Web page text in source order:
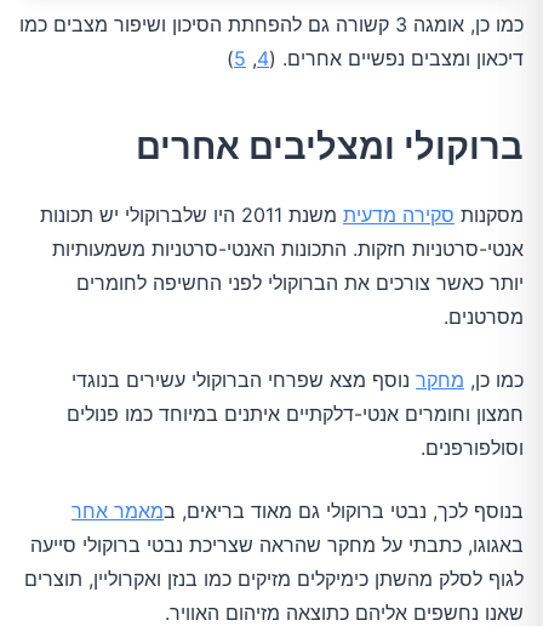
כמו כן, אומגה 3 קשורה גם להפחתת הסיכון ושיפור מצבים כמו
דיכאון ומצבים נפשיים אחרים. (4
,
5
)
ברוקולי ומצליבים אחרים
מסקנות סקירה מדעית
משנת 2011 היו שלברוקולי יש תכונות
אנטי-סרטניות חזקות. התכונות האנטי-סרטניות משמעותיות
יותר כאשר צורכים את הברוקולי לפני החשיפה לחומרים
מסרטנים.
כמו כן, מחקר נוסף מצא שפרחי הברוקולי עשירים בנוגדי
חמצון וחומרים אנטי-דלקתיים איתנים במיוחד כמו פנולים
וסולפורפנים.
בנוסף לכך, נבטי ברוקולי גם מאוד בריאים, במאמר אחר
באגוגו, כתבתי על מחקר שהראה שצריכת נבטי ברוקולי סייעה
לגוף לסלק מהשתן כימיקלים מזיקים כמו בנזן ואקרוליין, תוצרים
שאנו נחשפים אליהם כתוצאה מזיהום האוויר.